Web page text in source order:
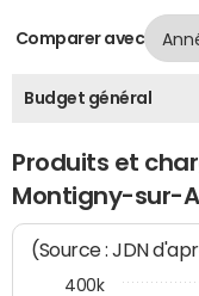
Comparer avec
Budget général
Produits et
Montigny-sur-
(Source : JDN
400k